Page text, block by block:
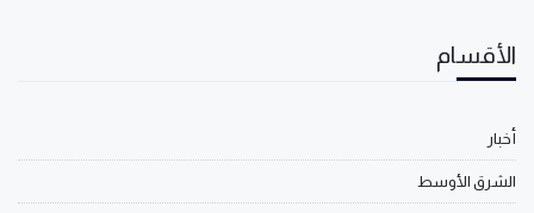
الأقسام
أخبار
الشرق الأوسط